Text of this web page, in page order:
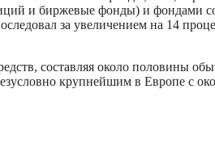
и биржевые фонды) и фондами
за увеличением на 14
составляя около половины
крупнейшим в Европе с